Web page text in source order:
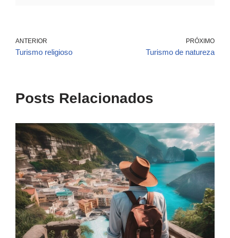
ANTERIOR
Turismo religioso
PRÓXIMO
Turismo de natureza
Posts Relacionados